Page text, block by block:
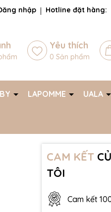
nhập Hotline đặt hàng:
Yêu thích
0 Sản phẩm
LAPOMME UALA
CAM KẾT
TÔI
Cam kết